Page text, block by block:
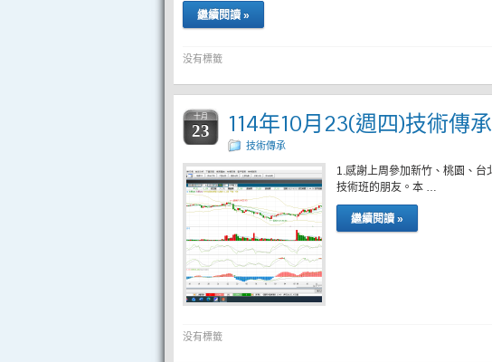
繼續閱讀 »
没有標籤
十月
23 114年10月23(週四)技術傳承
技術傳承
1.感謝上周參加新竹、桃園、
技術班的朋友。本 …
繼續閱讀 »
没有標籤